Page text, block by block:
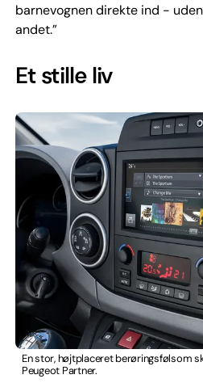
barnevognen direkte ind -
andet.”
Et stille liv
En stor, højtplaceret berøringsfølsom
Peugeot Partner.